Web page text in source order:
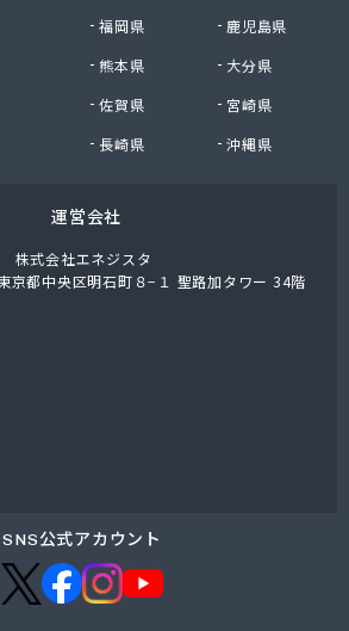
ー株式会社 埼京支店
福岡県
鹿児島県
熊本県
大分県
佐賀県
宮崎県
長崎県
沖縄県
運営会社
株式会社エネジスタ
京都中央区明石町８−１ 聖路加タワー 34階
SNS公式アカウント